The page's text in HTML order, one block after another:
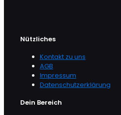
Nützliches
Kontakt zu uns
AGB
Impressum
Datenschutzerklärung
Dein Bereich